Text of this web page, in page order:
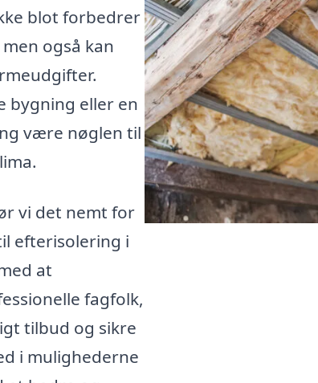
blot forbedrer
også kan
bygning eller en
være nøglen til
vi det nemt for
efterisolering i
at
fagfolk,
tilbud og sikre
i mulighederne